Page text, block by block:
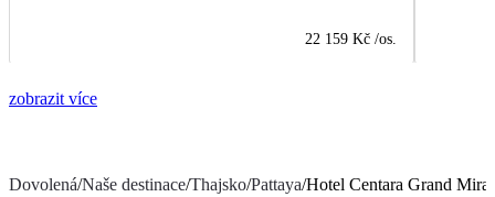
22 159 Kč /os.
zobrazit více
Dovolená/Naše destinace/Thajsko/Pattaya/Hotel Centara Grand